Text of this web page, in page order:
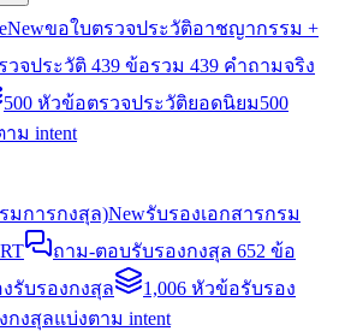
Newขอใบตรวจประวัติอาชญากรรม +
จประวัติ 439 ข้อรวม 439 คำถามจริง
500 หัวข้อตรวจประวัติยอดนิยม500
ม intent
มการกงสุล)Newรับรองเอกสารกรม
ถาม-ตอบรับรองกงสุล 652 ข้อ
รับรองกงสุล
1,006 หัวข้อรับรอง
กงสุลแบ่งตาม intent